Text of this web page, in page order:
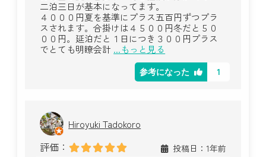
二泊三日が基本になってます。
４０００円夏を基準にプラス五百円ずつプラ
スされます。合掛けは４５００円冬だと５０
００円。延泊だと１日につき３００円プラス
でとても明瞭会計 ...もっと見る
参考になった 1
Hiroyuki Tadokoro
評価：
投稿日：1年前